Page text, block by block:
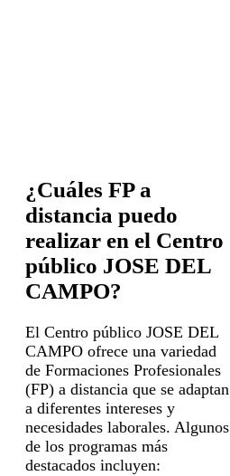
¿Cuáles FP a
distancia puedo
realizar en el Centro
público JOSE DEL
CAMPO?
El Centro público JOSE DEL
CAMPO ofrece una variedad
de Formaciones Profesionales
(FP) a distancia que se adaptan
a diferentes intereses y
necesidades laborales. Algunos
de los programas más
destacados incluyen: